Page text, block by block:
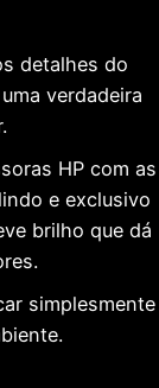
detalhes do
verdadeira
HP com as
e exclusivo
brilho que dá
simplesmente